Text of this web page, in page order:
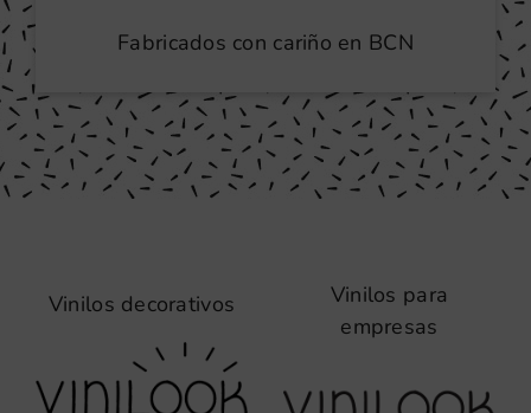
Fabricados con cariño en BCN
Vinilos decorativos
Vinilos para
empresas